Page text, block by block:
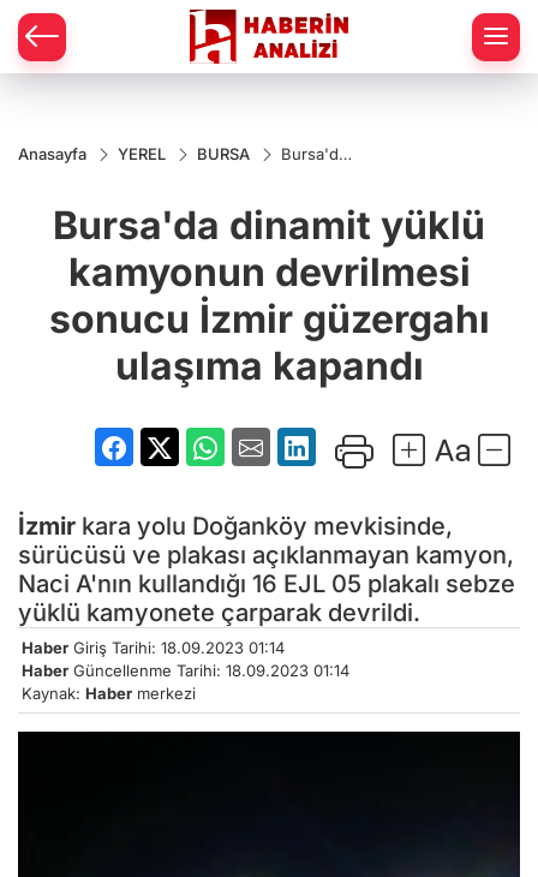
Anasayfa YEREL BURSA
Bursa'da
kamyonun
devrilmesi
İzmir
güzergahı
ulaşıma
kapandı
Bursa'da dinamit yüklü
kamyonun devrilmesi
sonucu İzmir güzergahı
ulaşıma kapandı
İzmir kara yolu Doğanköy mevkisinde,
sürücüsü ve plakası açıklanmayan kamyon,
Naci A'nın kullandığı 16 EJL 05 plakalı sebze
yüklü kamyonete çarparak devrildi.
Haber Giriş Tarihi: 18.09.2023 01:14
Haber Güncellenme Tarihi: 18.09.2023 01:14
Kaynak: Haber merkezi